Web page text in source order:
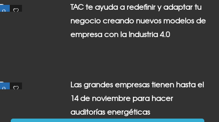
0 0
TAC te ayuda a redefinir y adaptar tu
negocio creando nuevos modelos de
empresa con la Industria 4.0
0 0
Las grandes empresas tienen hasta el
14 de noviembre para hacer
auditorías energéticas